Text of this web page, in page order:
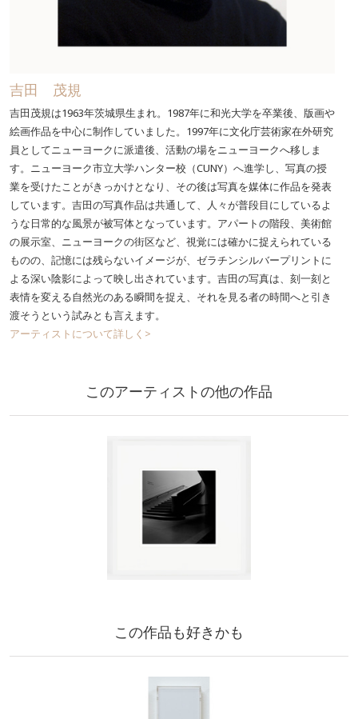
吉田 茂規
吉田茂規は1963年茨城県生まれ。1987年に和光大学を卒業後、版画や
絵画作品を中心に制作していました。1997年に文化庁芸術家在外研究
員としてニューヨークに派遣後、活動の場をニューヨークへ移しま
す。ニューヨーク市立大学ハンター校（CUNY）へ進学し、写真の授
業を受けたことがきっかけとなり、その後は写真を媒体に作品を発表
しています。吉田の写真作品は共通して、人々が普段目にしているよ
うな日常的な風景が被写体となっています。アパートの階段、美術館
の展示室、ニューヨークの街区など、視覚には確かに捉えられている
ものの、記憶には残らないイメージが、ゼラチンシルバープリントに
よる深い陰影によって映し出されています。吉田の写真は、刻一刻と
表情を変える自然光のある瞬間を捉え、それを見る者の時間へと引き
渡そうという試みとも言えます。
アーティストについて詳しく>
このアーティストの他の作品
この作品も好きかも